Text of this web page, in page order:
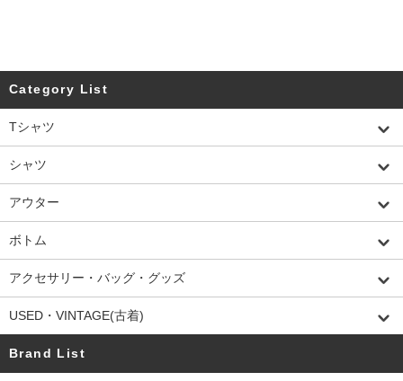
Category List
Tシャツ
シャツ
アウター
ボトム
アクセサリー・バッグ・グッズ
USED・VINTAGE(古着)
Brand List